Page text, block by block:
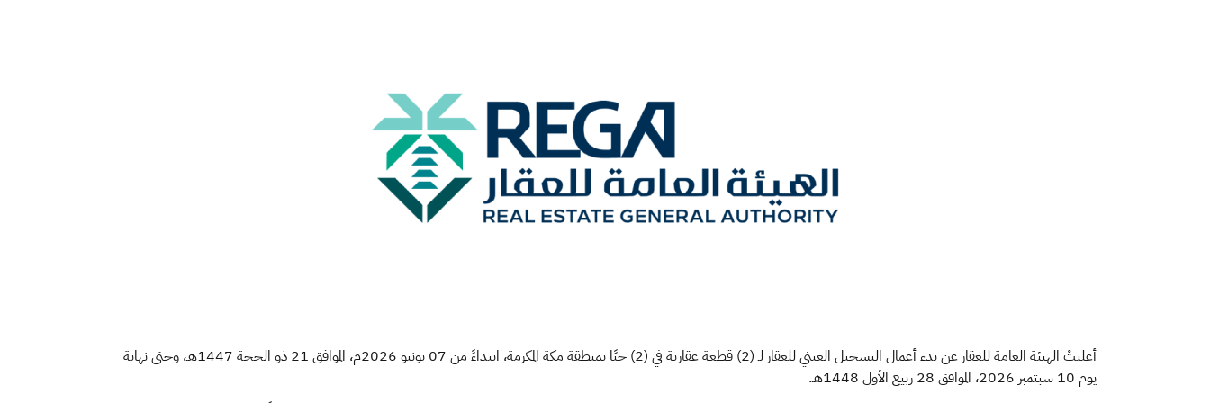
أعلنتْ الهيئة العامة للعقار عن بدء أعمال التسجيل العيني للعقار لـ (2) قطعة عقارية في (
2) حيًا بمنطقة مكة المكرمة، ابتداءً من 07 يونيو 2026م، الموافق 21 ذو الحجة 1447هـ، وحتى نهاية
يوم 10 سبتمبر 2026، الموافق 28 ربيع الأول 1448هـ.